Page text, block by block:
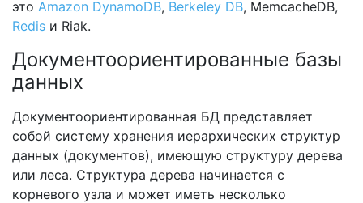
это Amazon DynamoDB, Berkeley DB, MemcacheDB,
Redis и Riak.
Документоориентированные базы
данных
Документоориентированная БД представляет
собой систему хранения иерархических структур
данных (документов), имеющую структуру дерева
или леса. Структура дерева начинается с
корневого узла и может иметь несколько